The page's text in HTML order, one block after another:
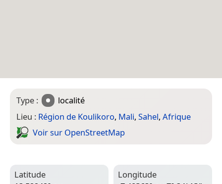
Type :
localité
Lieu : Région de Koulikoro, Mali, Sahel, Afrique
Voir sur Open­Street­Map
Latitude
Longitude